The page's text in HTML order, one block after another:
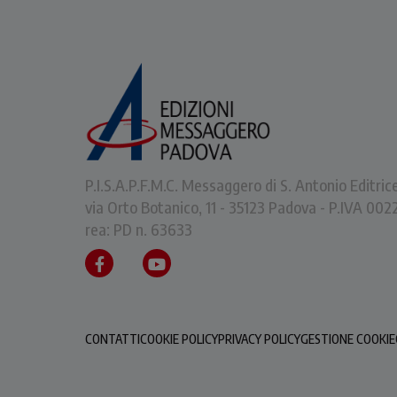
P.I.S.A.P.F.M.C. Messaggero di S. Antonio
via Orto Botanico, 11 - 35123 Padova - P.IVA
rea: PD n. 63633
CONTATTICOOKIE POLICYPRIVACY POLICYGESTIONE COOKIE